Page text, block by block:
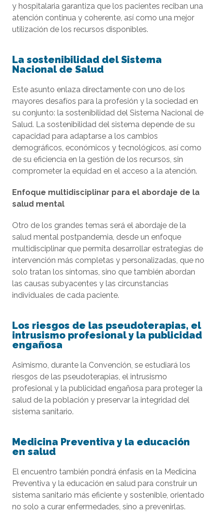
y hospitalaria garantiza que los pacientes reciban una
atención continua y coherente, así como una mejor
utilización de los recursos disponibles.
La sostenibilidad del Sistema
Nacional de Salud
Este asunto enlaza directamente con uno de los
mayores desafíos para la profesión y la sociedad en
su conjunto: la sostenibilidad del Sistema Nacional de
Salud. La sostenibilidad del sistema depende de su
capacidad para adaptarse a los cambios
demográficos, económicos y tecnológicos, así como
de su eficiencia en la gestión de los recursos, sin
comprometer la equidad en el acceso a la atención.
Enfoque multidisciplinar para el abordaje de la
salud mental
Otro de los grandes temas será el abordaje de la
salud mental postpandemia, desde un enfoque
multidisciplinar que permita desarrollar estrategias de
intervención más completas y personalizadas, que no
solo tratan los síntomas, sino que también abordan
las causas subyacentes y las circunstancias
individuales de cada paciente.
Los riesgos de las pseudoterapias, el
intrusismo profesional y la publicidad
engañosa
Asimismo, durante la Convención, se estudiará los
riesgos de las pseudoterapias, el intrusismo
profesional y la publicidad engañosa para proteger la
salud de la población y preservar la integridad del
sistema sanitario.
Medicina Preventiva y la educación
en salud
El encuentro también pondrá énfasis en la Medicina
Preventiva y la educación en salud para construir un
sistema sanitario más eficiente y sostenible, orientado
no solo a curar enfermedades, sino a prevenirlas.